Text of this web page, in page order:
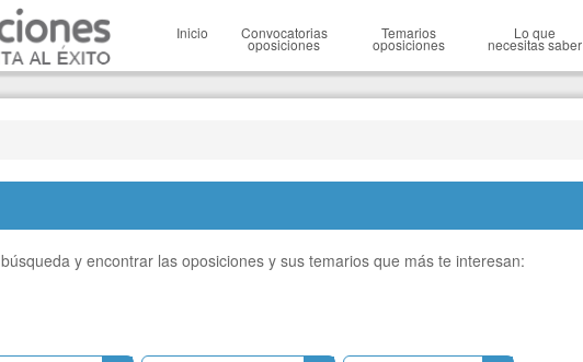
Inicio Convocatorias
oposiciones
Temarios
oposiciones
Lo que
necesitas saber
y encontrar las oposiciones y sus temarios que más te interesan: